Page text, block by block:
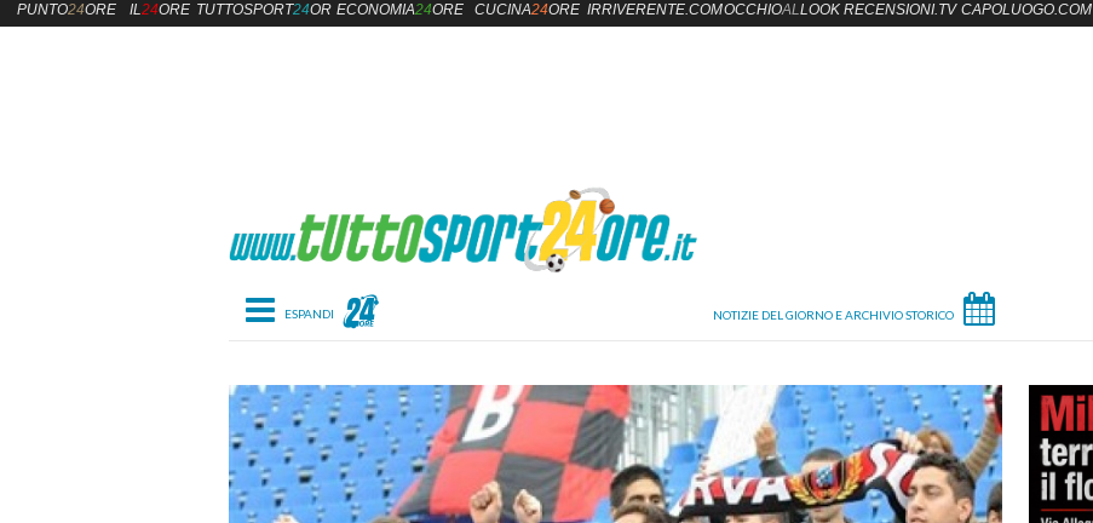
Toggle navigation
PUNTO24ORE IL24ORE TUTTOSPORT24OREECONOMIA24ORE CUCINA24ORE IRRIVERENTE.COMOCCHIOALLOOK RECENSIONI.TV CAPOLUOGO.COM